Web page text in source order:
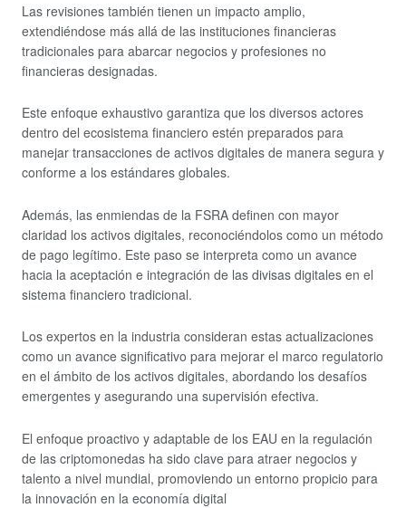
Las revisiones también tienen un impacto amplio,
extendiéndose más allá de las instituciones financieras
tradicionales para abarcar negocios y profesiones no
financieras designadas.
Este enfoque exhaustivo garantiza que los diversos actores
dentro del ecosistema financiero estén preparados para
manejar transacciones de activos digitales de manera segura y
conforme a los estándares globales.
Además, las enmiendas de la FSRA definen con mayor
claridad los activos digitales, reconociéndolos como un método
de pago legítimo. Este paso se interpreta como un avance
hacia la aceptación e integración de las divisas digitales en el
sistema financiero tradicional.
Los expertos en la industria consideran estas actualizaciones
como un avance significativo para mejorar el marco regulatorio
en el ámbito de los activos digitales, abordando los desafíos
emergentes y asegurando una supervisión efectiva.
El enfoque proactivo y adaptable de los EAU en la regulación
de las criptomonedas ha sido clave para atraer negocios y
talento a nivel mundial, promoviendo un entorno propicio para
la innovación en la economía digital